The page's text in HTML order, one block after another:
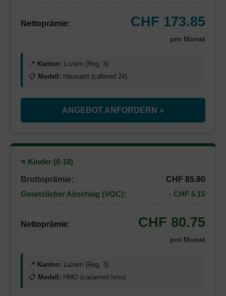
Nettoprämie: CHF 173.85
pro Monat
📍 Kanton: Luzern (Reg. 3)
📋 Modell: Hausarzt (callmed 24)
ANGEBOT ANFORDERN »
⭐ Kinder (0-18)
Bruttoprämie:
CHF 85.90
Gesetzlicher Abschlag (VOC):
- CHF 5.15
Nettoprämie: CHF 80.75
pro Monat
📍 Kanton: Luzern (Reg. 3)
📋 Modell: HMO (casamed hmo)